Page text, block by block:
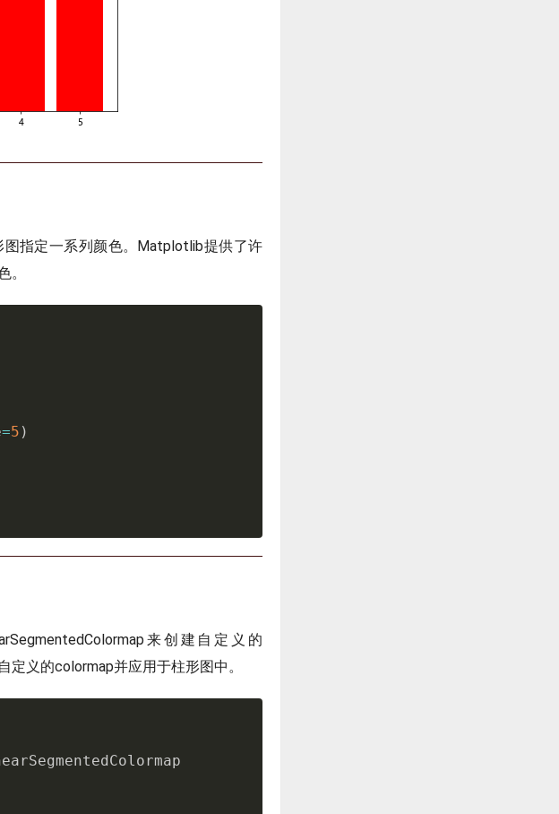
指定一系列颜色。Matplotlib提供了许
。
=5 )
来创建自定义的
义的colormap并应用于柱形图中。